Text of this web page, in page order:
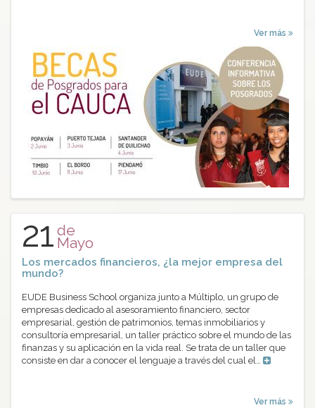
Ver más
21 de
Mayo
Los mercados financieros, ¿la mejor empresa del
mundo?
EUDE Business School organiza junto a Múltiplo, un grupo de
empresas dedicado al asesoramiento financiero, sector
empresarial, gestión de patrimonios, temas inmobiliarios y
consultoría empresarial, un taller práctico sobre el mundo de las
finanzas y su aplicación en la vida real. Se trata de un taller que
consiste en dar a conocer el lenguaje a través del cual el…
Ver más